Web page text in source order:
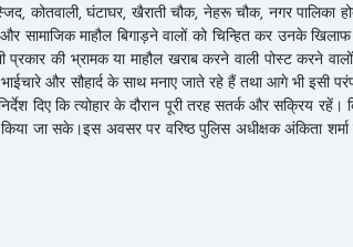
कोतवाली, घंटाघर, खैराती चौक, नेहरू चौक, नगर पालिका
सामाजिक माहौल बिगाड़ने वालों को चिन्हित कर उनके खिलाफ
प्रकार की भ्रामक या माहौल खराब करने वाली पोस्ट करने
और सौहार्द के साथ मनाए जाते रहे हैं तथा आगे भी इसी
दिए कि त्योहार के दौरान पूरी तरह सतर्क और सक्रिय रहें।
जा सके।इस अवसर पर वरिष्ठ पुलिस अधीक्षक अंकिता